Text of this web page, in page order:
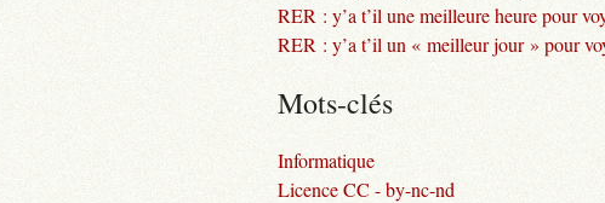
RER : y’a t’il une meilleure heure pour
RER : y’a t’il un « meilleur jour » pour
Mots-clés
Informatique
Licence CC - by-nc-nd